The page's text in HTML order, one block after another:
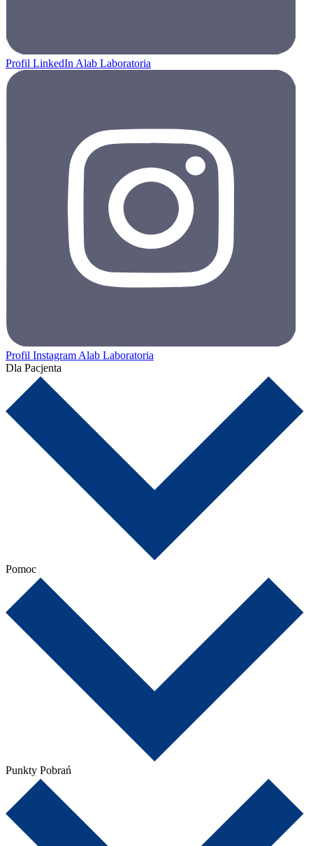
Profil LinkedIn Alab Laboratoria
Profil Instagram Alab Laboratoria
Dla Pacjenta
Pomoc
Punkty Pobrań